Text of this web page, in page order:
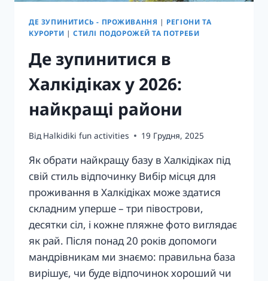
ДЕ ЗУПИНИТИСЬ - ПРОЖИВАННЯ | РЕГІОНИ ТА
КУРОРТИ | СТИЛІ ПОДОРОЖЕЙ ТА ПОТРЕБИ
Де зупинитися в
Халкідіках у 2026:
найкращі райони
Від Halkidiki fun activities 19 Грудня, 2025
Як обрати найкращу базу в Халкідіках під
свій стиль відпочинку Вибір місця для
проживання в Халкідіках може здатися
складним уперше – три півострови,
десятки сіл, і кожне пляжне фото виглядає
як рай. Після понад 20 років допомоги
мандрівникам ми знаємо: правильна база
вирішує, чи буде відпочинок хороший чи